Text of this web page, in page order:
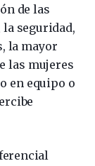
de las
seguridad,
la mayor
las mujeres
en equipo o